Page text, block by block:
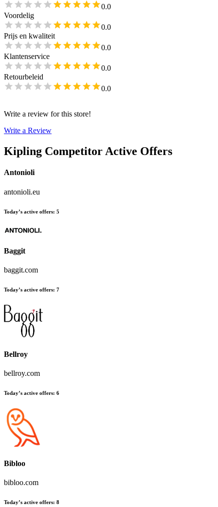
0.0
Voordelig
0.0
Prijs en kwaliteit
0.0
Klantenservice
0.0
Retourbeleid
0.0
Write a review for this store!
Write a Review
Kipling Competitor Active Offers
Antonioli
antonioli.eu
Today’s active offers: 5
Baggit
baggit.com
Today’s active offers: 7
Bellroy
bellroy.com
Today’s active offers: 6
Bibloo
bibloo.com
Today’s active offers: 8